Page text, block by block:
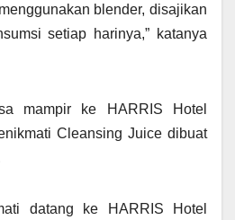
blender, disajikan
setiap harinya,” katanya
mampir ke HARRIS Hotel
Cleansing Juice dibuat
datang ke HARRIS Hotel